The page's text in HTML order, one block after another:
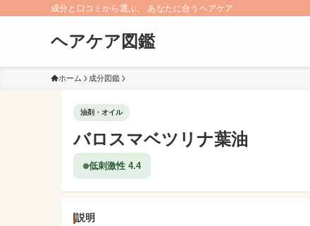
成分と口コミから選ぶ、 あなたに合うヘアケア
ヘアケア図鑑
ホーム 成分図鑑
油剤・オイル
バロスマベツリナ葉油
低刺激性 4.4
説明